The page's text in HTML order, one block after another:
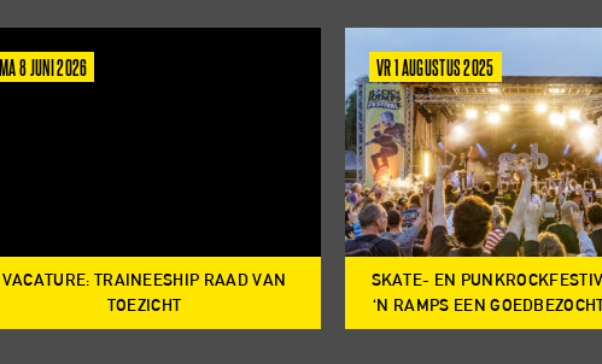
MA 8 JUNI 2026
VACATURE: TRAINEESHIP RAAD VAN
TOEZICHT
VR 1 AUGUSTUS 2025
SKATE- EN
‘N RAMPS EEN